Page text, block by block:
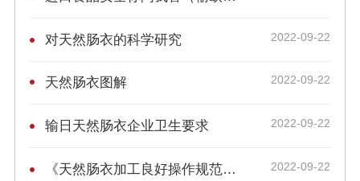
对天然肠衣的科学研究 2022-09-22
天然肠衣图解 2022-09-22
输日天然肠衣企业卫生要求 2022-09-22
《天然肠衣加工良好操作规范》 GB-T 22637-2008 2022-09-22